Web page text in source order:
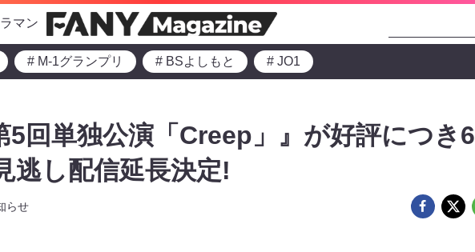
マン
# M-1グランプリ # BSよしもと # JO1
5回単独公演「Creep」』が好評につき6
逃し配信延長決定!
らせ